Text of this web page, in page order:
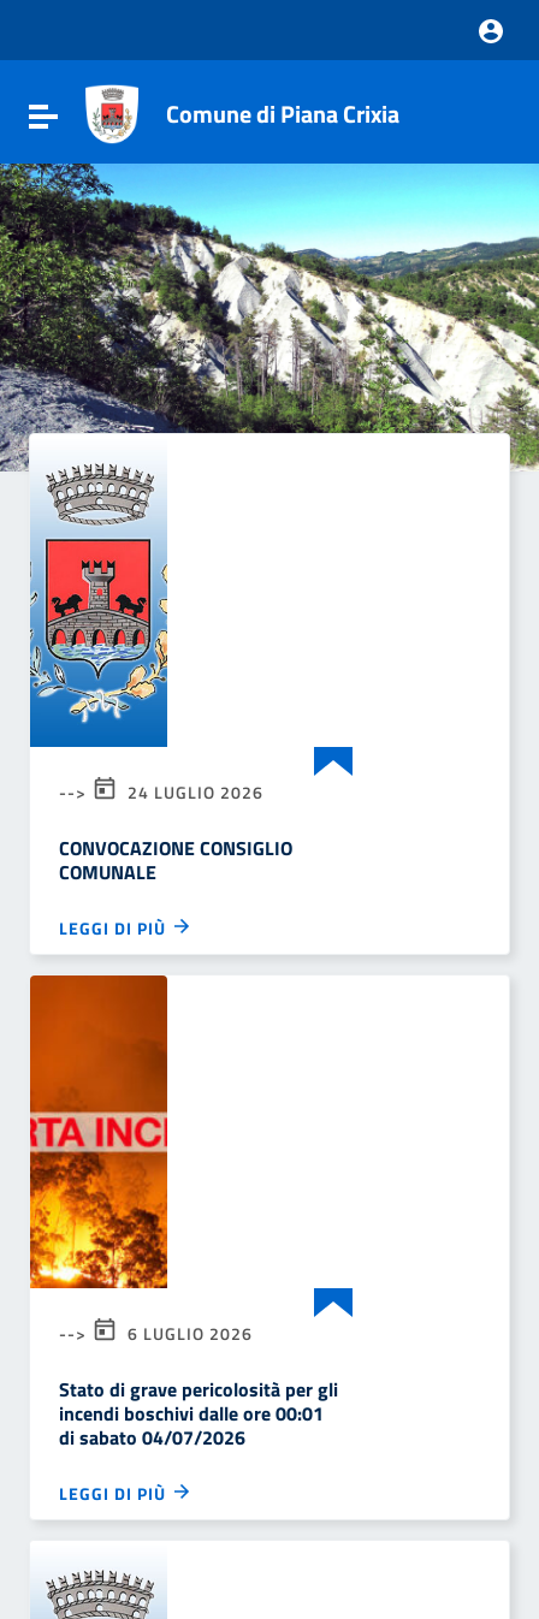
Vai al footer
Attiva / disattiva la navigazione
Comune di Piana Crixia
--> 24 LUGLIO 2026
CONVOCAZIONE CONSIGLIO
COMUNALE
LEGGI DI PIÙ
--> 6 LUGLIO 2026
Stato di grave pericolosità per gli
incendi boschivi dalle ore 00:01
di sabato 04/07/2026
LEGGI DI PIÙ